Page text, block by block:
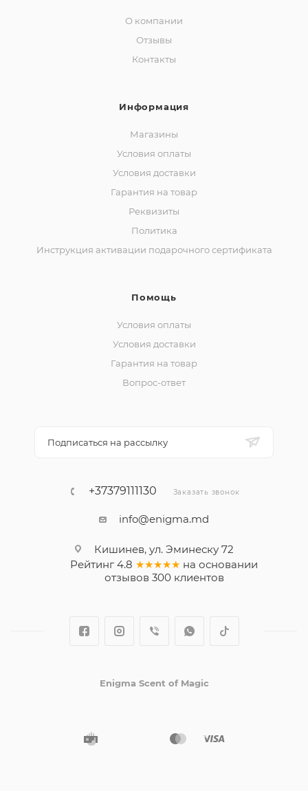
О компании
Отзывы
Контакты
Информация
Магазины
Условия оплаты
Условия доставки
Гарантия на товар
Реквизиты
Политика
Инструкция активации подарочного сертификата
Помощь
Условия оплаты
Условия доставки
Гарантия на товар
Вопрос-ответ
Подписаться на рассылку
+37379111130 Заказать звонок
info@enigma.md
Кишинев, ул. Эминеску 72
Рейтинг 4.8 ★★★★★ на основании
отзывов 300клиентов
Enigma Scent of Magic